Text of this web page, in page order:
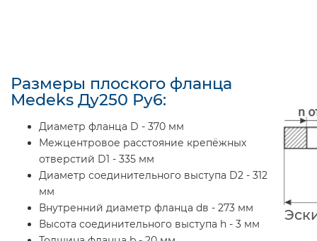
Размеры плоского фланца
Medeks Ду250 Ру6:
Диаметр фланца D - 370 мм
Межцентровое расстояние крепёжных
отверстий D1 - 335 мм
Диаметр соединительного выступа D2 - 312
мм
Внутренний диаметр фланца dв - 273 мм
Высота соединительного выступа h - 3 мм